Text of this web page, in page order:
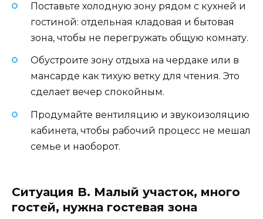
Поставьте холодную зону рядом с кухней и
гостиной: отдельная кладовая и бытовая
зона, чтобы не перегружать общую комнату.
Обустроите зону отдыха на чердаке или в
мансарде как тихую ветку для чтения. Это
сделает вечер спокойным.
Продумайте вентиляцию и звукоизоляцию
кабинета, чтобы рабочий процесс не мешал
семье и наоборот.
Ситуация B. Малый участок, много
гостей, нужна гостевая зона